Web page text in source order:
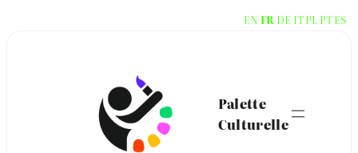
Palette
Culturelle
EN FR DE ITPL PTES